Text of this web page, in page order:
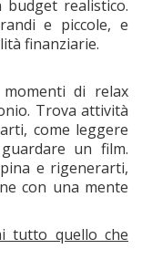
realistico.
e piccole, e
finanziarie.
di relax
Trova attività
come leggere
un film.
e rigenerarti,
con una mente
tutto quello che